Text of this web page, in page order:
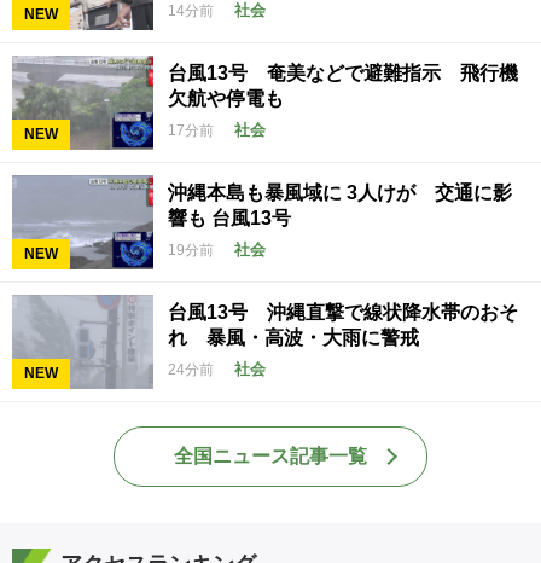
NEW 14分前 社会
NEW
台風13号 奄美などで避難指示 飛行機
欠航や停電も
17分前 社会
NEW
沖縄本島も暴風域に 3人けが 交通に影
響も 台風13号
19分前 社会
NEW
台風13号 沖縄直撃で線状降水帯のおそ
れ 暴風・高波・大雨に警戒
24分前 社会
全国ニュース記事一覧